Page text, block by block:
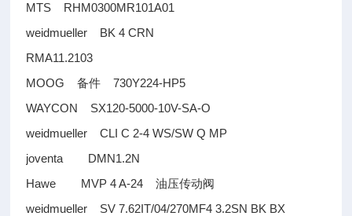
MTS RHM0300MR101A01
weidmueller BK 4 CRN
RMA11.2103
MOOG备件 730Y224-HP5
WAYCON SX120-5000-10V-SA-O
weidmueller CLI C 2-4 WS/SW Q MP
joventa DMN1.2N
Hawe MVP 4 A-24油压传动阀
weidmueller SV 7.62IT/04/270MF4 3.2SN BK BX